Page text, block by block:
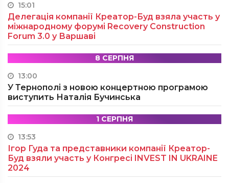
15:01
Делегація компанії Креатор-Буд взяла участь у
міжнародному форумі Recovery Construction
Forum 3.0 у Варшаві
8 СЕРПНЯ
13:00
У Тернополі з новою концертною програмою
виступить Наталія Бучинська
1 СЕРПНЯ
13:53
Ігор Гуда та представники компанії Креатор-
Буд взяли участь у Конгресі INVEST IN UKRAINE
2024